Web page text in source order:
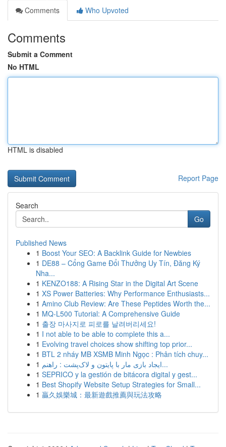
Comments
Who Upvoted
Comments
Submit a Comment
No HTML
HTML is disabled
Report Page
Search
Go
Published News
1 Boost Your SEO: A Backlink Guide for Newbies
1 DE88 – Cổng Game Đổi Thưởng Uy Tín, Đăng Ký
Nha...
1 KENZO188: A Rising Star in the Digital Art Scene
1 XS Power Batteries: Why Performance Enthusiasts...
1 Amino Club Review: Are These Peptides Worth the...
1 MQ-L500 Tutorial: A Comprehensive Guide
1 출장 마사지로 피로를 날려버리세요!
1 I not able to be able to complete this a...
1 Evolving travel choices show shifting top prior...
1 BTL 2 nháy MB XSMB Minh Ngọc : Phân tích chuy...
1
ایجاد بازی مار با پایتون و لاک‌پشت : راهنم...
1 SEPRICO y la gestión de bitácora digital y gest...
1 Best Shopify Website Setup Strategies for Small...
1 贏久娛樂城：最新遊戲推薦與玩法攻略